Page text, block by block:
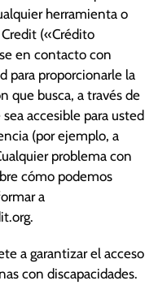
herramienta o
(«Crédito
en contacto con
para proporcionarle la
que busca, a través de
accesible para usted
(por ejemplo, a
problema con
cómo podemos
a
a garantizar el acceso
con discapacidades.